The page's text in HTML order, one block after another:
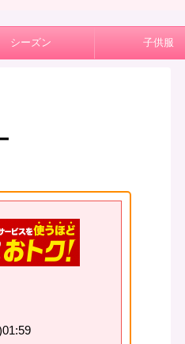
シーズン 子供服